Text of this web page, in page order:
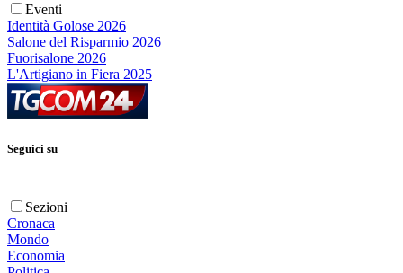
Eventi
Identità Golose 2026
Salone del Risparmio 2026
Fuorisalone 2026
L'Artigiano in Fiera 2025
Seguici su
Sezioni
Cronaca
Mondo
Economia